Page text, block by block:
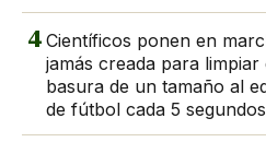
4 Científicos ponen en
jamás creada para
basura de un tamaño al
de fútbol cada 5 segundos